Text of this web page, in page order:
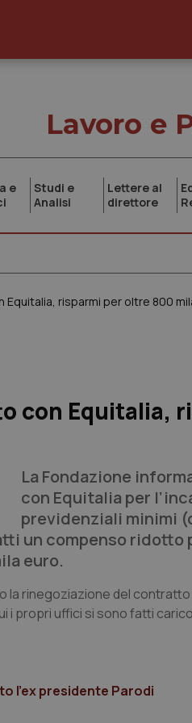
Lavoro e
e
Studi e
Analisi
Lettere al
direttore
risparmi per oltre 800
con Equitalia,
La Fondazione
con Equitalia per
previdenziali minimi
un compenso ridotto
euro.
la rinegoziazione del
i propri uffici si sono fatti
l’ex presidente Parodi